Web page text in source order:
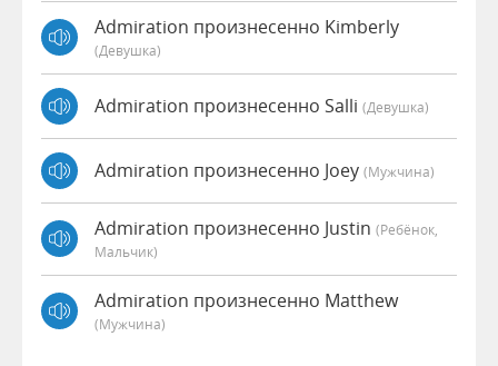
Admiration произнесенно Kimberly
(девушка)
Admiration произнесенно Salli (девушка)
Admiration произнесенно Joey (мужчина)
Admiration произнесенно Justin (Ребёнок,
Мальчик)
Admiration произнесенно Matthew
(мужчина)